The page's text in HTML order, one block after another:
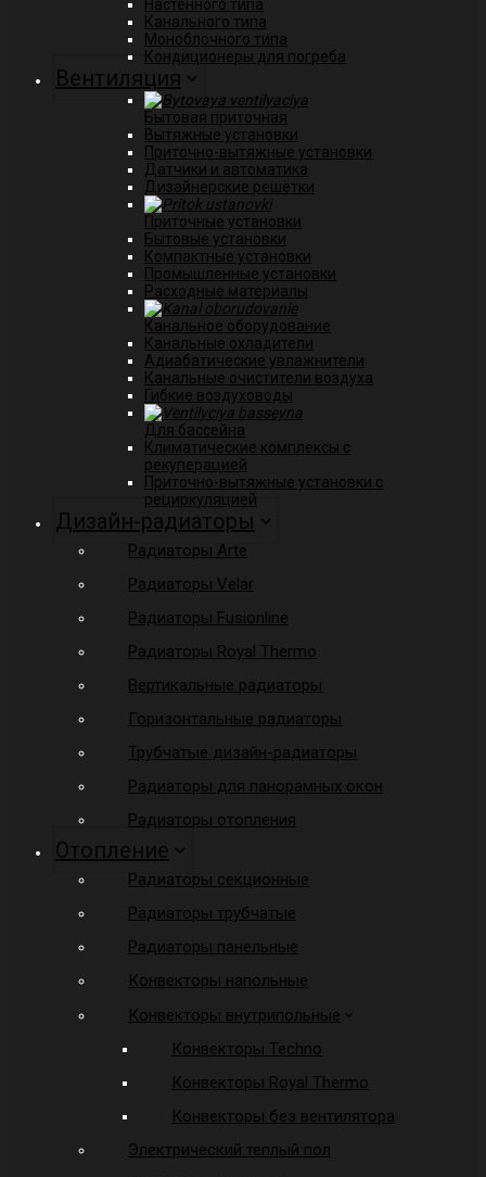
Настенного типа
Канального типа
Моноблочного типа
Кондиционеры для погреба
Вентиляция
Бытовая приточная
Вытяжные установки
Приточно-вытяжные установки
Датчики и автоматика
Дизайнерские решётки
Приточные установки
Бытовые установки
Компактные установки
Промышленные установки
Расходные материалы
Канальное оборудование
Канальные охладители
Адиабатические увлажнители
Канальные очистители воздуха
Гибкие воздуховоды
Для бассейна
Климатические комплексы с
рекуперацией
Приточно-вытяжные установки с
рециркуляцией
Дизайн-радиаторы
Радиаторы Arte
Радиаторы Velar
Радиаторы Fusionline
Радиаторы Royal Thermo
Вертикальные радиаторы
Горизонтальные радиаторы
Трубчатые дизайн-радиаторы
Радиаторы для панорамных окон
Радиаторы отопления
Отопление
Радиаторы секционные
Радиаторы трубчатые
Радиаторы панельные
Конвекторы напольные
Конвекторы внутрипольные
Конвекторы Techno
Конвекторы Royal Thermo
Конвекторы без вентилятора
Электрический теплый пол